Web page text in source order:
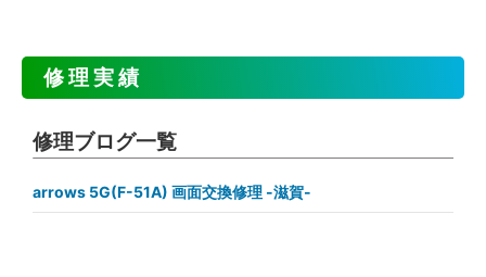
修理実績
修理ブログ一覧
arrows 5G(F-51A) 画面交換修理 -滋賀-